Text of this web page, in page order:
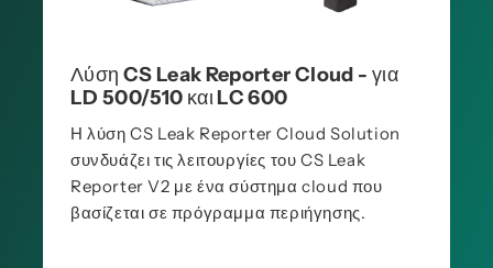
Λύση CS Leak Reporter Cloud - για
LD 500/510 και LC 600
Η λύση CS Leak Reporter Cloud Solution
συνδυάζει τις λειτουργίες του CS Leak
Reporter V2 με ένα σύστημα cloud που
βασίζεται σε πρόγραμμα περιήγησης.